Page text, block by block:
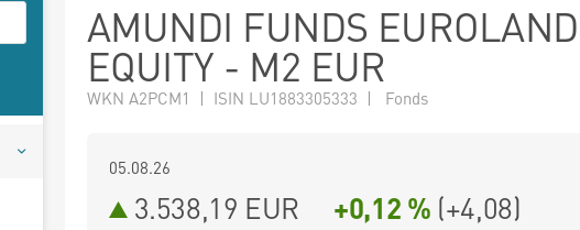
AMUNDI FUNDS EUROLAND
EQUITY - M2 EUR
WKN A2PCM1 | ISIN LU1883305333 | Fonds
05.08.26
3.538,19 EUR +0,12 % (+4,08)